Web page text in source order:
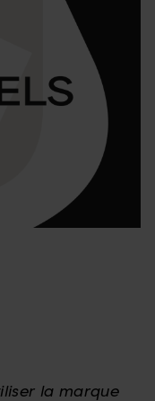
la marque